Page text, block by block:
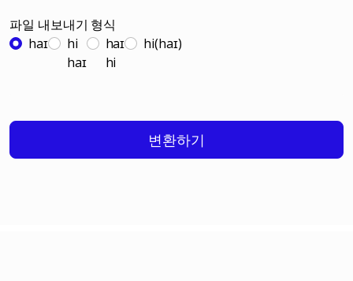
파일 내보내기 형식
haɪ
hi
haɪ
haɪ
hi
hi(haɪ)
변환하기